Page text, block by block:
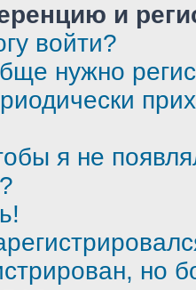
и
войти?
нужно
я не
но